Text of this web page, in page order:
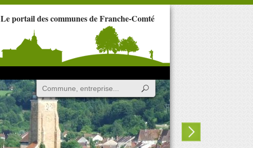
Le portail des communes de Franche-Comté